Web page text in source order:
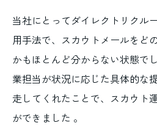
当社にとってダイレクトリクル
用手法で、スカウトメールをど
かもほとんど分からない状態で
業担当が状況に応じた具体的な
走してくれたことで、スカウト
ができました 。